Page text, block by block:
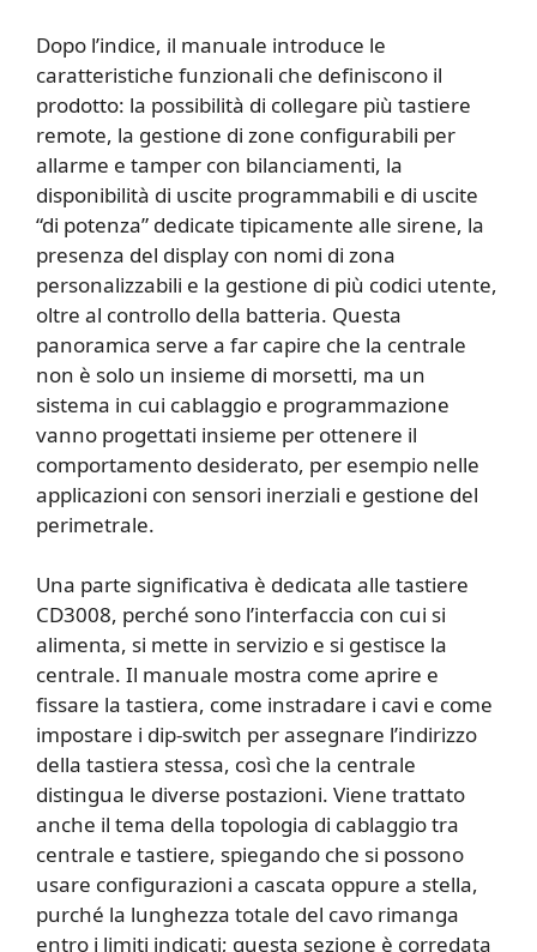
Dopo l’indice, il manuale introduce le
caratteristiche funzionali che definiscono il
prodotto: la possibilità di collegare più tastiere
remote, la gestione di zone configurabili per
allarme e tamper con bilanciamenti, la
disponibilità di uscite programmabili e di uscite
“di potenza” dedicate tipicamente alle sirene, la
presenza del display con nomi di zona
personalizzabili e la gestione di più codici utente,
oltre al controllo della batteria. Questa
panoramica serve a far capire che la centrale
non è solo un insieme di morsetti, ma un
sistema in cui cablaggio e programmazione
vanno progettati insieme per ottenere il
comportamento desiderato, per esempio nelle
applicazioni con sensori inerziali e gestione del
perimetrale.
Una parte significativa è dedicata alle tastiere
CD3008, perché sono l’interfaccia con cui si
alimenta, si mette in servizio e si gestisce la
centrale. Il manuale mostra come aprire e
fissare la tastiera, come instradare i cavi e come
impostare i dip-switch per assegnare l’indirizzo
della tastiera stessa, così che la centrale
distingua le diverse postazioni. Viene trattato
anche il tema della topologia di cablaggio tra
centrale e tastiere, spiegando che si possono
usare configurazioni a cascata oppure a stella,
purché la lunghezza totale del cavo rimanga
entro i limiti indicati; questa sezione è corredata